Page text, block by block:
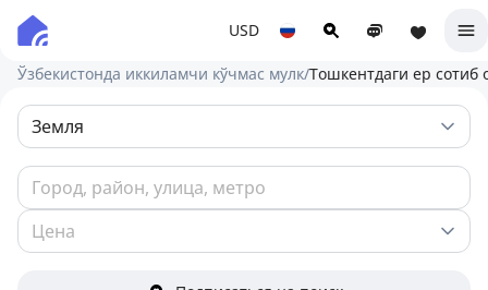
USD
Ўзбекистонда иккиламчи кўчмас мулк/Тошкентдаги ер сотиб